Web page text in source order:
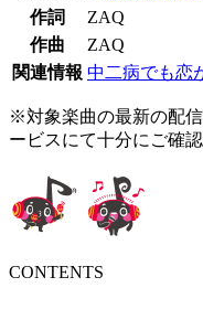
作詞
ZAQ
作曲
ZAQ
関連情報 中二病でも恋
※対象楽曲の最新の配
ービスにて十分にご確
CONTENTS